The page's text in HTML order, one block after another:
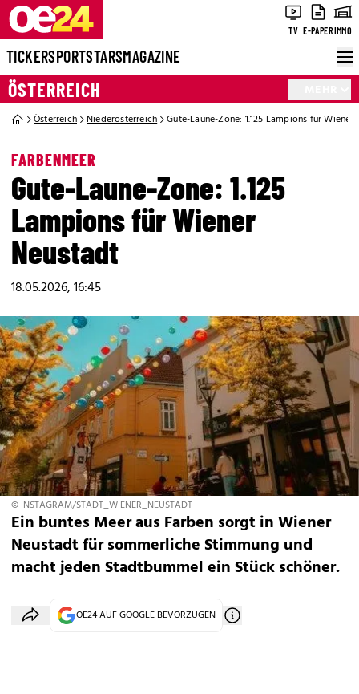
TV E-PAPERIMMO
TICKERSPORTSTARSMAGAZINE
ÖSTERREICH
Österreich Niederösterreich Gute-Laune-Zone: 1.125 Lampions für Wiener
FARBENMEER
Gute-Laune-Zone: 1.125
Lampions für Wiener
Neustadt
18.05.2026, 16:45
© INSTAGRAM/STADT_WIENER_NEUSTADT
Ein buntes Meer aus Farben sorgt in Wiener
Neustadt für sommerliche Stimmung und
macht jeden Stadtbummel ein Stück schöner.
OE24 AUF GOOGLE BEVORZUGEN